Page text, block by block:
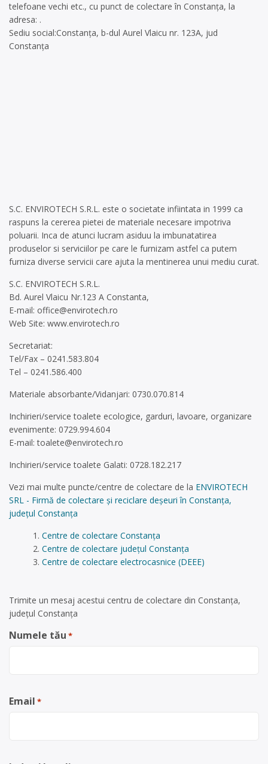
telefoane vechi etc., cu punct de colectare în Constanța, la
adresa: .
Sediu social:Constanța, b-dul Aurel Vlaicu nr. 123A, jud
Constanța
S.C. ENVIROTECH S.R.L. este o societate infiintata in 1999 ca
raspuns la cererea pietei de materiale necesare impotriva
poluarii. Inca de atunci lucram asiduu la imbunatatirea
produselor si serviciilor pe care le furnizam astfel ca putem
furniza diverse servicii care ajuta la mentinerea unui mediu curat.
S.C. ENVIROTECH S.R.L.
Bd. Aurel Vlaicu Nr.123 A Constanta,
E-mail: office@envirotech.ro
Web Site: www.envirotech.ro
Secretariat:
Tel/Fax – 0241.583.804
Tel – 0241.586.400
Materiale absorbante/Vidanjari: 0730.070.814
Inchirieri/service toalete ecologice, garduri, lavoare, organizare
evenimente: 0729.994.604
E-mail:toalete@envirotech.ro
Inchirieri/service toalete Galati: 0728.182.217
Vezi mai multe puncte/centre de colectare de la ENVIROTECH
SRL - Firmă de colectare și reciclare deșeuri în Constanța,
județul Constanța
Centre de colectare Constanța
Centre de colectare județul Constanța
Centre de colectare electrocasnice (DEEE)
Trimite un mesaj acestui centru de colectare din Constanța,
județul Constanța
Numele tău *
Email *